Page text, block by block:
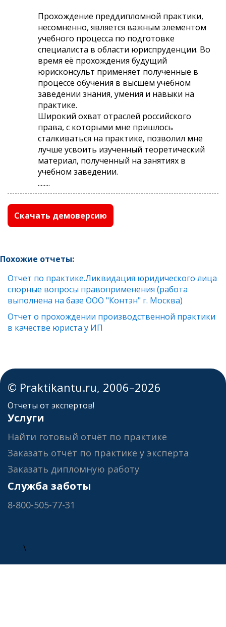
Прохождение преддипломной практики,
несомненно, является важным элементом
учебного процесса по подготовке
специалиста в области юриспруденции. Во
время её прохождения будущий
юрисконсульт применяет полученные в
процессе обучения в высшем учебном
заведении знания, умения и навыки на
практике.
Широкий охват отраслей российского
права, с которыми мне пришлось
сталкиваться на практике, позволил мне
лучше усвоить изученный теоретический
материал, полученный на занятиях в
учебном заведении.
........
Скачать демоверсию
Похожие отчеты:
Отчет по практике.Ликвидация юридического лица
спорные вопросы правоприменения (работа
выполнена на базе ООО "Контэн" г. Москва)
Отчет о прохождении производственной практики
в качестве юриста у ИП
© Praktikantu.ru, 2006–2026
Отчеты от экспертов!
Услуги
Найти готовый отчёт по практике
Заказать отчёт по практике у эксперта
Заказать дипломную работу
Служба заботы
8-800-505-77-31
\